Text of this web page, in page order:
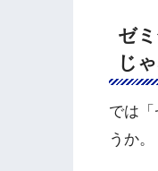
ゼ
じ
では
うか。